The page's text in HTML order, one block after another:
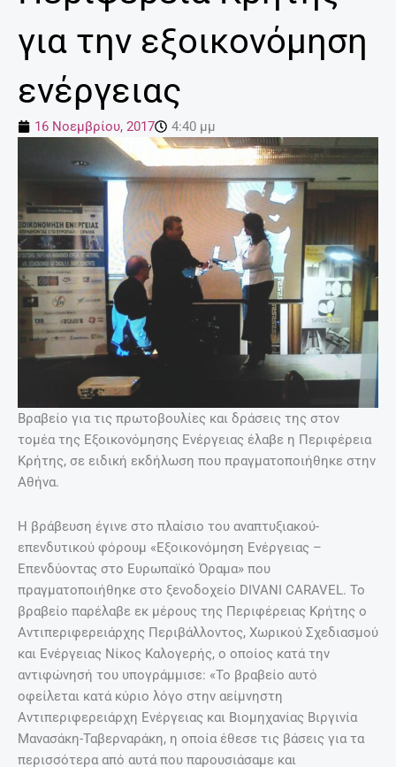
για την εξοικονόμηση
ενέργειας
16 Νοεμβρίου, 2017 4:40 μμ
Βραβείο για τις πρωτοβουλίες και δράσεις της στον
τομέα της Εξοικονόμησης Ενέργειας έλαβε η Περιφέρεια
Κρήτης, σε ειδική εκδήλωση που πραγματοποιήθηκε στην
Αθήνα.
Η βράβευση έγινε στο πλαίσιο του αναπτυξιακού-
επενδυτικού φόρουμ «Εξοικονόμηση Ενέργειας –
Επενδύοντας στο Ευρωπαϊκό Όραμα» που
πραγματοποιήθηκε στο ξενοδοχείο DIVANI CARAVEL. Το
βραβείο παρέλαβε εκ μέρους της Περιφέρειας Κρήτης ο
Αντιπεριφερειάρχης Περιβάλλοντος, Χωρικού Σχεδιασμού
και Ενέργειας Νίκος Καλογερής, ο οποίος κατά την
αντιφώνησή του υπογράμμισε: «Το βραβείο αυτό
οφείλεται κατά κύριο λόγο στην αείμνηστη
Αντιπεριφερειάρχη Ενέργειας και Βιομηχανίας Βιργινία
Μανασάκη-Ταβερναράκη, η οποία έθεσε τις βάσεις για τα
περισσότερα από αυτά που παρουσιάσαμε και